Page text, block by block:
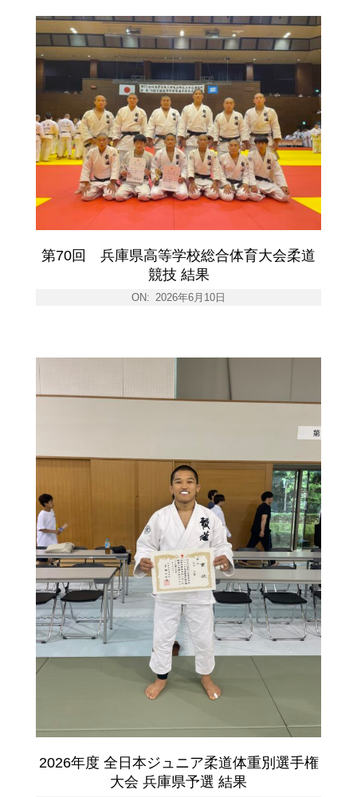
第70回 兵庫県高等学校総合体育大会柔道
競技 結果
ON: 2026年6月10日
2026年度 全日本ジュニア柔道体重別選手権
大会 兵庫県予選 結果